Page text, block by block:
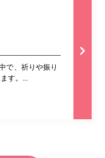
で、祈りや振り
す。...